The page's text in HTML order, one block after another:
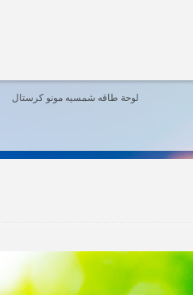
لوحة طاقه شمسيه مونو كرستال